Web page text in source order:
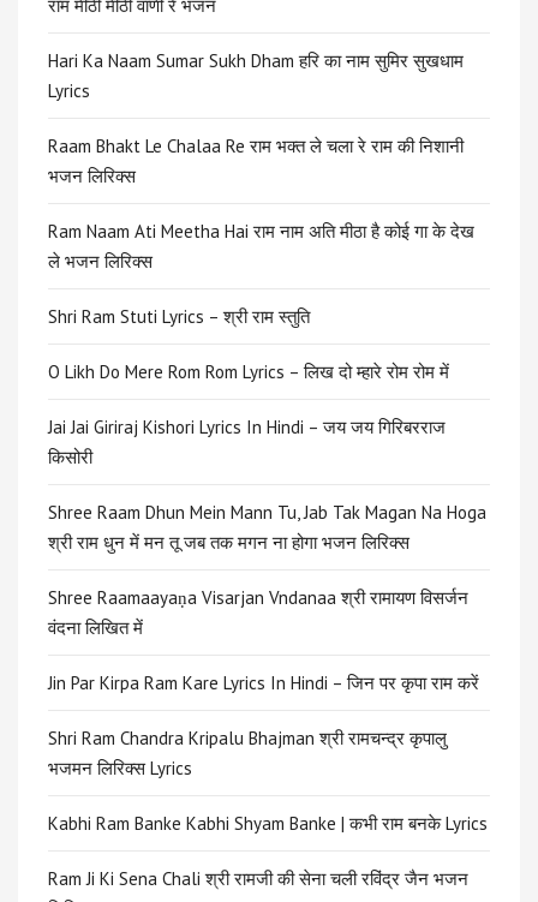
राम मीठी मीठी वाणी रे भजन
Hari Ka Naam Sumar Sukh Dham हरि का नाम सुमिर सुखधाम
Lyrics
Raam Bhakt Le Chalaa Re राम भक्त ले चला रे राम की निशानी
भजन लिरिक्स
Ram Naam Ati Meetha Hai राम नाम अति मीठा है कोई गा के देख
ले भजन लिरिक्स
Shri Ram Stuti Lyrics – श्री राम स्तुति
O Likh Do Mere Rom Rom Lyrics – लिख दो म्हारे रोम रोम में
Jai Jai Giriraj Kishori Lyrics In Hindi – जय जय गिरिबरराज
किसोरी
Shree Raam Dhun Mein Mann Tu, Jab Tak Magan Na Hoga
श्री राम धुन में मन तू जब तक मगन ना होगा भजन लिरिक्स
Shree Raamaayaṇa Visarjan Vndanaa श्री रामायण विसर्जन
वंदना लिखित में
Jin Par Kirpa Ram Kare Lyrics In Hindi – जिन पर कृपा राम करें
Shri Ram Chandra Kripalu Bhajman श्री रामचन्द्र कृपालु
भजमन लिरिक्स Lyrics
Kabhi Ram Banke Kabhi Shyam Banke | कभी राम बनके Lyrics
Ram Ji Ki Sena Chali श्री रामजी की सेना चली रविंद्र जैन भजन